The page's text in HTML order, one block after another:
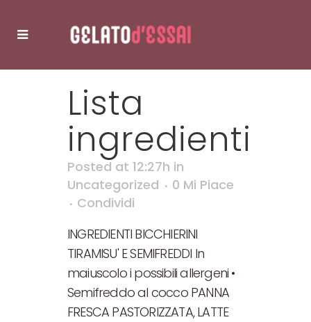
Lista
ingredienti
Posted at 12:27h in
Uncategorized
0 Mi Piace
Condividi
INGREDIENTI BICCHIERINI
TIRAMISU' E SEMIFREDDI In
maiuscolo i possibili allergeni •
Semifreddo al cocco PANNA
FRESCA PASTORIZZATA, LATTE